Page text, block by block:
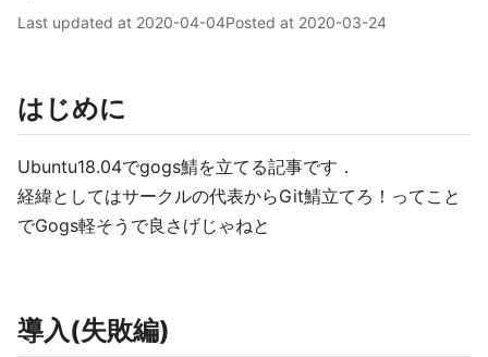
Last updated at 2020-04-04Posted at 2020-03-24
はじめに
Ubuntu18.04でgogs鯖を立てる記事です．
経緯としてはサークルの代表からGit鯖立てろ！ってこと
でGogs軽そうで良さげじゃねと
導入(失敗編)